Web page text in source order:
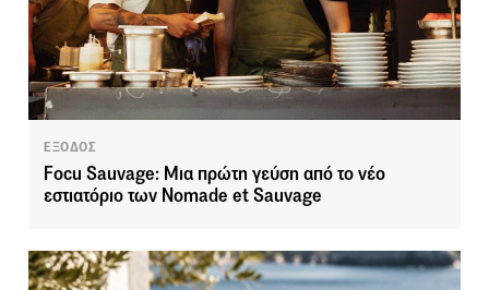
ΕΞΟΔΟΣ
Focu Sauvage: Μια πρώτη γεύση από το νέο
εστιατόριο των Nomade et Sauvage